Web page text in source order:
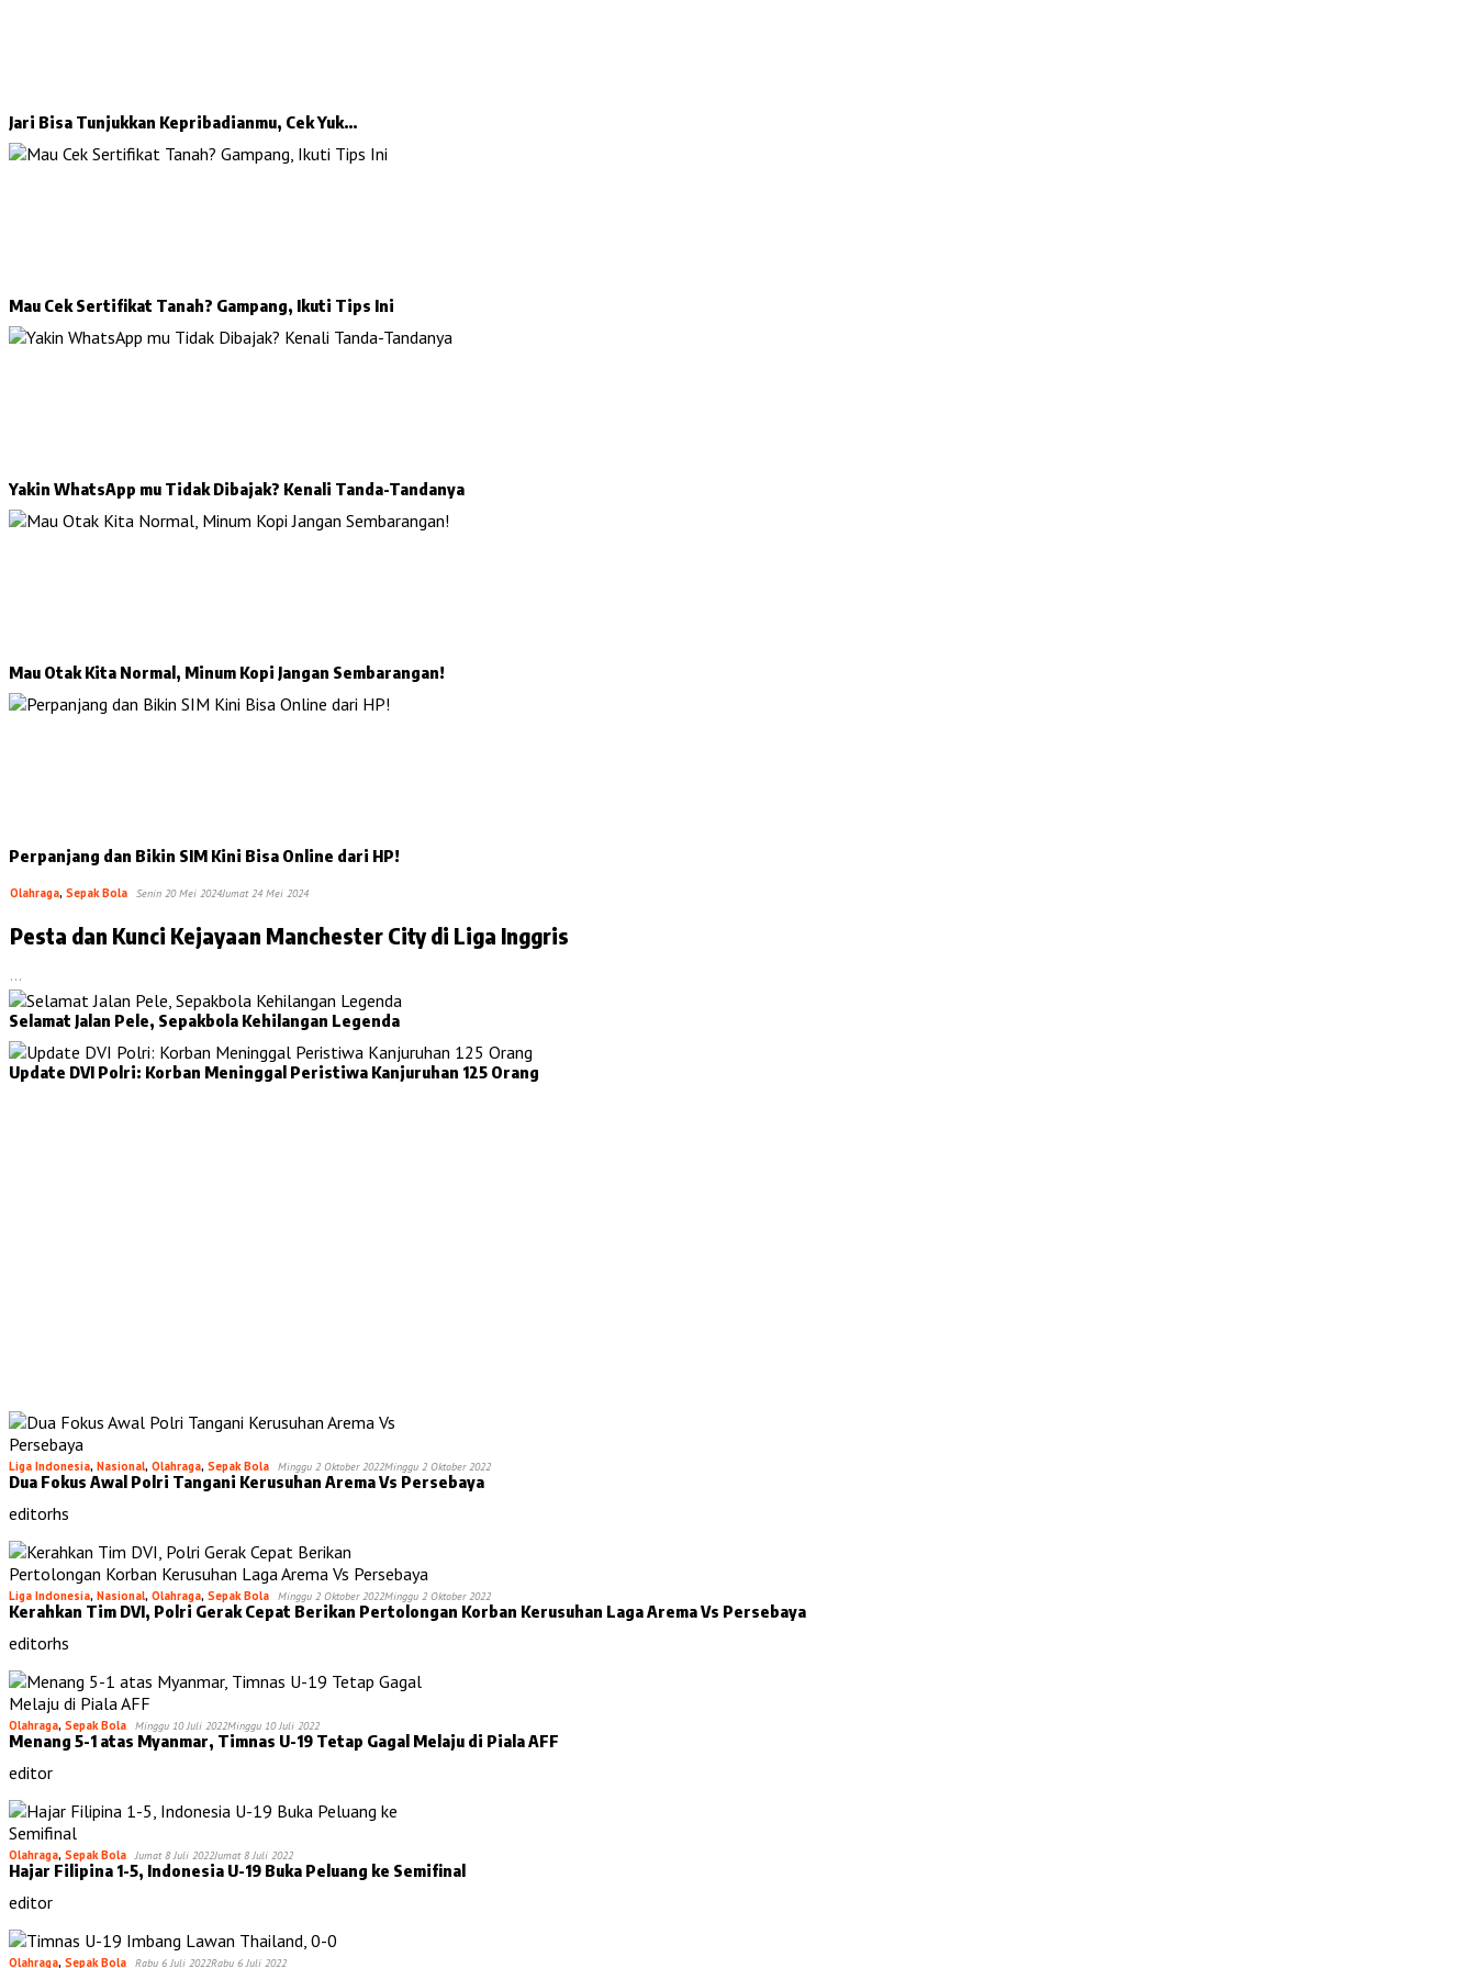
Jari Bisa Tunjukkan Kepribadianmu, Cek Yuk…
Mau Cek Sertifikat Tanah? Gampang, Ikuti Tips Ini
Yakin WhatsApp mu Tidak Dibajak? Kenali Tanda-Tandanya
Mau Otak Kita Normal, Minum Kopi Jangan Sembarangan!
Perpanjang dan Bikin SIM Kini Bisa Online dari HP!
Olahraga, Sepak Bola Senin 20 Mei 2024Jumat 24 Mei 2024
Pesta dan Kunci Kejayaan Manchester City di Liga Inggris
…
Selamat Jalan Pele, Sepakbola Kehilangan Legenda
Update DVI Polri: Korban Meninggal Peristiwa Kanjuruhan 125 Orang
Liga Indonesia, Nasional, Olahraga, Sepak Bola Minggu 2 Oktober 2022Minggu 2 Oktober 2022
Dua Fokus Awal Polri Tangani Kerusuhan Arema Vs Persebaya
editorhs
Liga Indonesia, Nasional, Olahraga, Sepak Bola Minggu 2 Oktober 2022Minggu 2 Oktober 2022
Kerahkan Tim DVI, Polri Gerak Cepat Berikan Pertolongan Korban Kerusuhan Laga Arema Vs Persebaya
editorhs
Olahraga, Sepak Bola Minggu 10 Juli 2022Minggu 10 Juli 2022
Menang 5-1 atas Myanmar, Timnas U-19 Tetap Gagal Melaju di Piala AFF
editor
Olahraga, Sepak Bola Jumat 8 Juli 2022Jumat 8 Juli 2022
Hajar Filipina 1-5, Indonesia U-19 Buka Peluang ke Semifinal
editor
Olahraga, Sepak Bola Rabu 6 Juli 2022Rabu 6 Juli 2022